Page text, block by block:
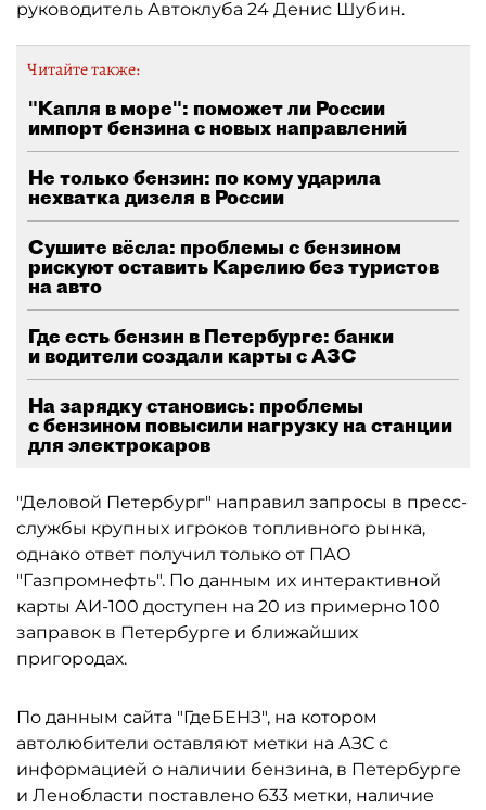
руководитель Автоклуба 24 Денис Шубин.
Читайте также:
"Капля в море": поможет ли России
импорт бензина с новых направлений
Не только бензин: по кому ударила
нехватка дизеля в России
Сушите вёсла: проблемы с бензином
рискуют оставить Карелию без туристов
на авто
Где есть бензин в Петербурге: банки
и водители создали карты с АЗС
На зарядку становись: проблемы
с бензином повысили нагрузку на станции
для электрокаров
"Деловой Петербург" направил запросы в пресс-
службы крупных игроков топливного рынка,
однако ответ получил только от ПАО
"Газпромнефть". По данным их интерактивной
карты АИ-100 доступен на 20 из примерно 100
заправок в Петербурге и ближайших
пригородах.
По данным сайта "ГдеБЕНЗ", на котором
автолюбители оставляют метки на АЗС с
информацией о наличии бензина, в Петербурге
и Ленобласти поставлено 633 метки, наличие